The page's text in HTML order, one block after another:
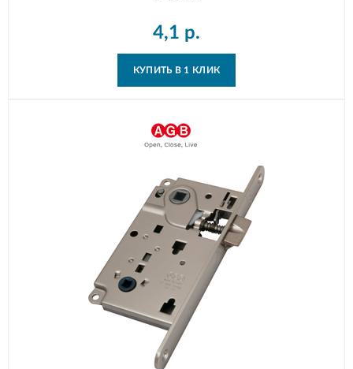
4,1 р.
КУПИТЬ В 1 КЛИК